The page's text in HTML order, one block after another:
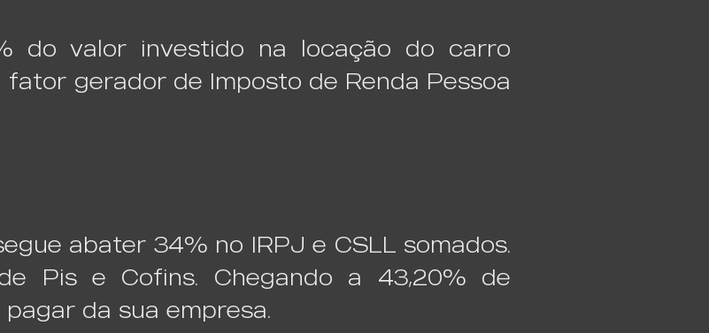
do valor investido na locação do carro
gerador de Imposto de Renda Pessoa
abater 34% no IRPJ e CSLL somados.
Pis e Cofins. Chegando a 43,20% de
da sua empresa.